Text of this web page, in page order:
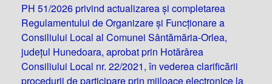
PH 51/2026 privind actualizarea și completarea
Regulamentului de Organizare și Funcționare a
Consiliului Local al Comunei Sântămăria-Orlea,
județul Hunedoara, aprobat prin Hotărârea
Consiliului Local nr. 22/2021, în vederea clarificării
procedurii de participare prin mijloace electronice la